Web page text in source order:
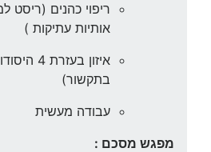
ריפוי כהנים (ריסט
אותיות עתיקות )
איזון
בתקשור)
עבודה מעשית
מפגש מסכם :